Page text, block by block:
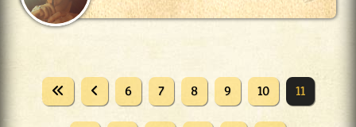
6 7 8 9 10 11